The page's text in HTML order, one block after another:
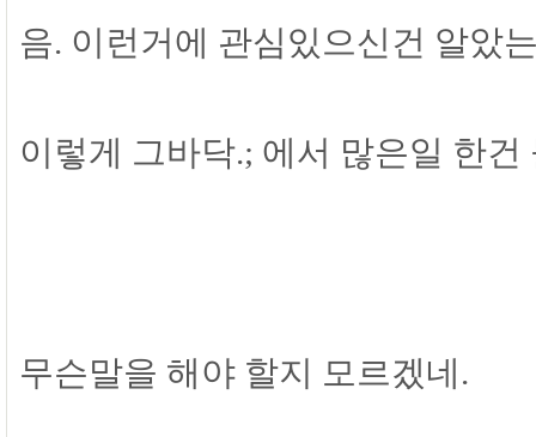
음. 이런거에 관심있으신건 알았
이렇게 그바닥.; 에서 많은일 한건
무슨말을 해야 할지 모르겠네.